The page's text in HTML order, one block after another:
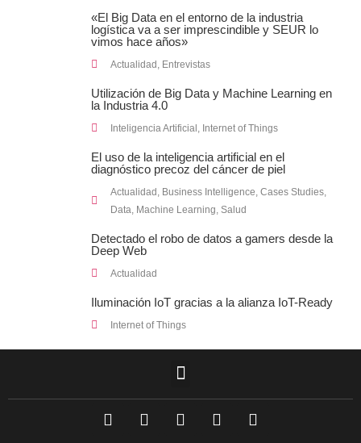
«El Big Data en el entorno de la industria
logística va a ser imprescindible y SEUR lo
vimos hace años»
Actualidad Entrevistas
Utilización de Big Data y Machine Learning en
la Industria 4.0
Inteligencia Artificial, Internet of Things
El uso de la inteligencia artificial en el
diagnóstico precoz del cáncer de piel
Actualidad , Business Intelligence, Cases Studies,
Data, Machine Learning, Salud
Detectado el robo de datos a gamers desde la
Deep Web
Actualidad
Iluminación IoT gracias a la alianza IoT-Ready
Internet of Things
a
i
w
n
o